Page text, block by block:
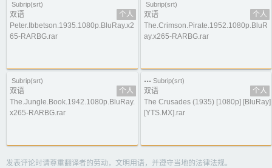
Subrip(srt)
双语
个人
Peter.Ibbetson.1935.1080p.BluRay.x2
65-RARBG.rar
Subrip(srt)
双语
个人
The.Crimson.Pirate.1952.1080p.BluR
ay.x265-RARBG.rar
Subrip(srt)
双语
个人
The.Jungle.Book.1942.1080p.BluRay.
x265-RARBG.rar
... Subrip(srt)
双语
个人
The Crusades (1935) [1080p] [BluRay]
[YTS.MX].rar
发表评论时请尊重翻译者的劳动，文明用语，并遵守当地的法律法规。